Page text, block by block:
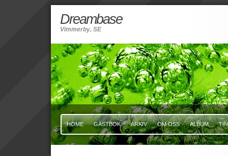
Dreambase
Vimmerby, SE
HOME GÄSTBOK ARKIV OM OSS ALBUM